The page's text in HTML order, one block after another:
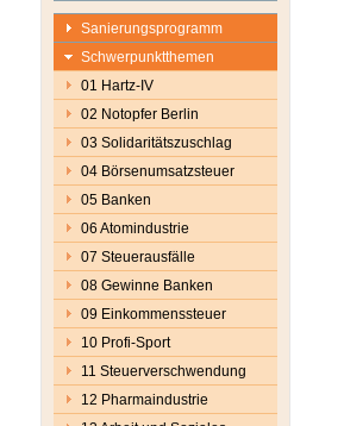
Sanierungsprogramm
Schwerpunktthemen
01 Hartz-IV
02 Notopfer Berlin
03 Solidaritätszuschlag
04 Börsenumsatzsteuer
05 Banken
06 Atomindustrie
07 Steuerausfälle
08 Gewinne Banken
09 Einkommenssteuer
10 Profi-Sport
11 Steuerverschwendung
12 Pharmaindustrie